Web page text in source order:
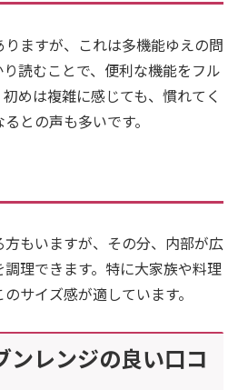
ますが、これは多機能ゆえの問
読むことで、便利な機能をフル
めは複雑に感じても、慣れてく
との声も多いです。
もいますが、その分、内部が広
理できます。特に大家族や料理
サイズ感が適しています。
ンレンジの良い口コ